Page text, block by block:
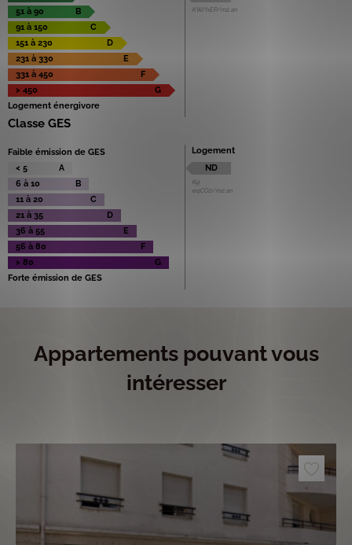
51 à 90
B
91 à 150
C
151 à 230
D
231 à 330
E
331 à 450
F
> 450
G
Logement énergivore
KW/hEP/m2.an
Classe GES
Faible émission de GES
< 5
A
6 à 10
B
11 à 20
C
21 à 35
D
36 à 55
E
56 à 80
F
> 80
G
Forte émission de GES
Logement
ND
Kg
eqCO2/m2.an
Appartements pouvant vous
intéresser